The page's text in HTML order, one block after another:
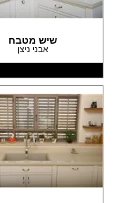
שיש מטבח
אבני ניצן